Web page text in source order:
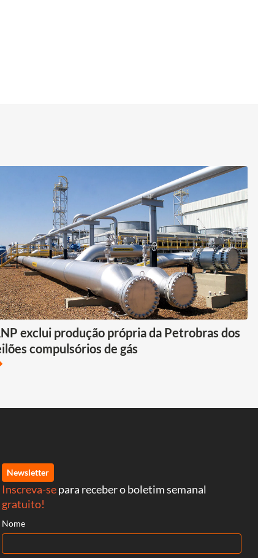
exclui produção própria da Petrobras dos
compulsórios de gás
Newsletter
Inscreva-separa receber o boletim semanal
gratuito!
Nome